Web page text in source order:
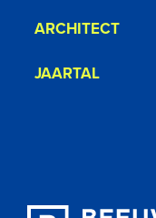
ARCHITECT
JAARTAL